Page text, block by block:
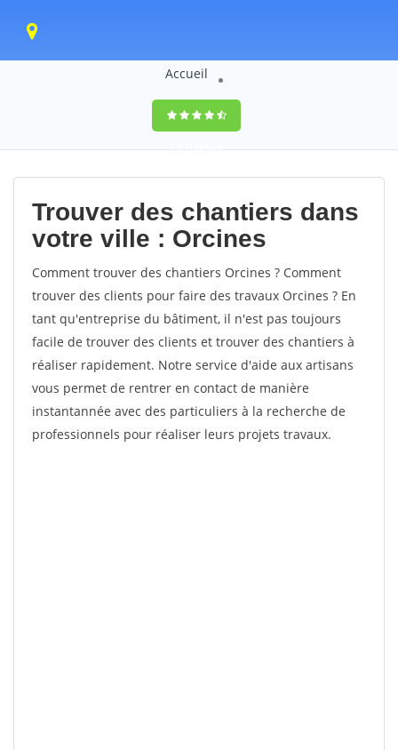
Accueil
9,5(100%)0
votes
Trouver des chantiers dans
votre ville : Orcines
Comment trouver des chantiers Orcines ? Comment
trouver des clients pour faire des travaux Orcines ? En
tant qu'entreprise du bâtiment, il n'est pas toujours
facile de trouver des clients et trouver des chantiers à
réaliser rapidement. Notre service d'aide aux artisans
vous permet de rentrer en contact de manière
instantannée avec des particuliers à la recherche de
professionnels pour réaliser leurs projets travaux.